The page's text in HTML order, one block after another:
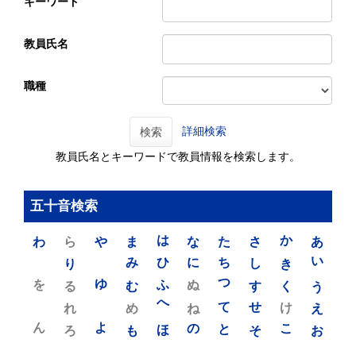
教員氏名
職種
検索 詳細検索
教員氏名とキーワードで教員情報を検索します。
五十音検索
あ
い
う
え
お
か
き
く
け
こ
さ
し
す
せ
そ
た
ち
つ
て
と
な
に
ぬ
ね
の
は
ひ
ふ
へ
ほ
ま
み
む
め
も
や
ゆ
よ
ら
り
る
れ
ろ
わ
を
ん